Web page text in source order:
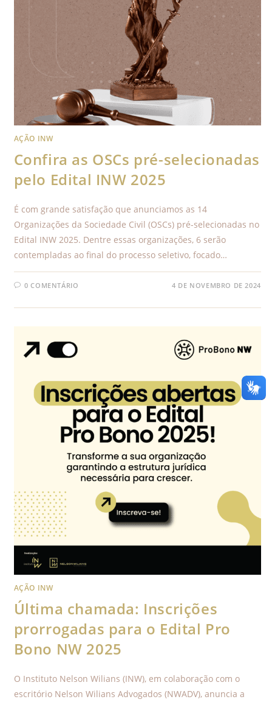
AÇÃO INW
Confira as OSCs pré-selecionadas
pelo Edital INW 2025
É com grande satisfação que anunciamos as 14
Organizações da Sociedade Civil (OSCs) pré-selecionadas no
Edital INW 2025. Dentre essas organizações, 6 serão
contempladas ao final do processo seletivo, focado…
0 COMENTÁRIO 4 DE NOVEMBRO DE 2024
AÇÃO INW
Última chamada: Inscrições
prorrogadas para o Edital Pro
Bono NW 2025
O Instituto Nelson Wilians (INW), em colaboração com o
escritório Nelson Wilians Advogados (NWADV), anuncia a